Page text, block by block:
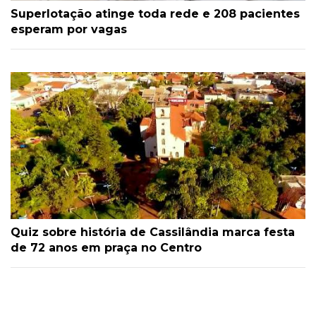
Superlotação atinge toda rede e 208 pacientes
esperam por vagas
Quiz sobre história de Cassilândia marca festa
de 72 anos em praça no Centro